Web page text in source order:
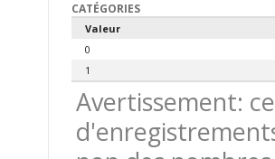
CATÉGORIES
Valeur
0
1
Avertissement: